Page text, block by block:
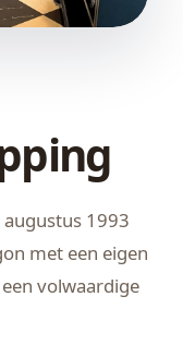
augustus 1993
met een eigen
volwaardige